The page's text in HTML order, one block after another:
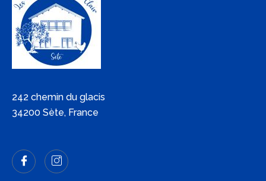
242 chemin du glacis
34200 Sète, France